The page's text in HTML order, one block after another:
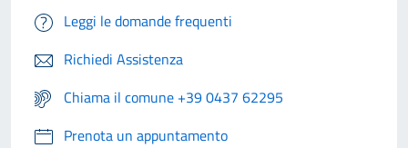
Leggi le domande frequenti
Richiedi Assistenza
Chiama il comune +39 0437 62295
Prenota un appuntamento